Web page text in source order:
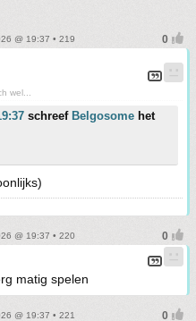
@ 19:37 • 219
wel...
schreef Belgosome het
@ 19:37 • 220
matig spelen
@ 19:37 • 221